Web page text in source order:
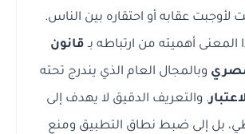
لأوجبت عقابه أو احتقاره بين الناس.
أهميته من ارتباطه بـ قانون
وبالمجال العام الذي يندرج تحته
. والتعريف الدقيق لا يهدف إلى
بل إلى ضبط نطاق التطبيق ومنع